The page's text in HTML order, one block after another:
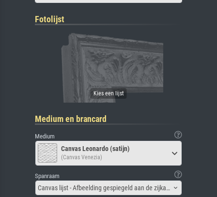
Fotolijst
Medium en brancard
Medium
Canvas Leonardo (satijn)
(Canvas Venezia)
Spanraam
Canvas lijst - Afbeelding gespiegeld aan de zijkant